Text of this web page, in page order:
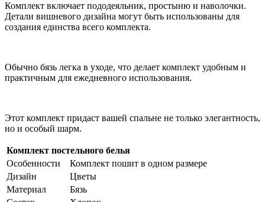
Комплект включает пододеяльник, простыню и наволочки.
Детали вишневого дизайна могут быть использованы для
создания единства всего комплекта.
Обычно бязь легка в уходе, что делает комплект удобным и
практичным для ежедневного использования.
Этот комплект придаст вашей спальне не только элегантность,
но и особый шарм.
Комплект постельного белья
Особенности
Комплект пошит в одном размере
Дизайн
Цветы
Материал
Бязь